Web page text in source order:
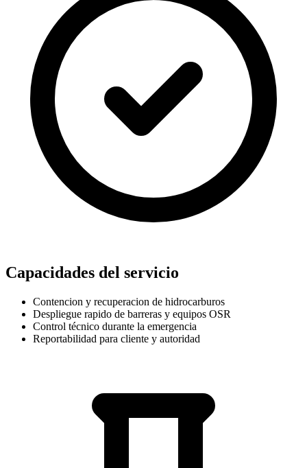
Capacidades del servicio
Contencion y recuperacion de hidrocarburos
Despliegue rapido de barreras y equipos OSR
Control técnico durante la emergencia
Reportabilidad para cliente y autoridad